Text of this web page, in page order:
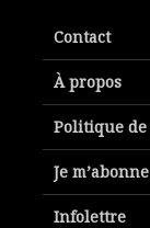
Contact
À propos
Politique
Je
Infolettre